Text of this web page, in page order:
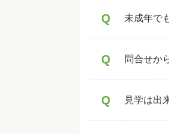
Q 未成年で
Q 問合せか
Q 見学は出